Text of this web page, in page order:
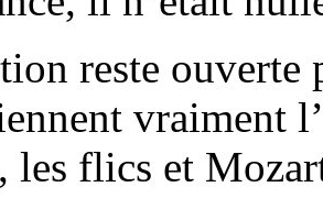
reste
vraiment
les flics et